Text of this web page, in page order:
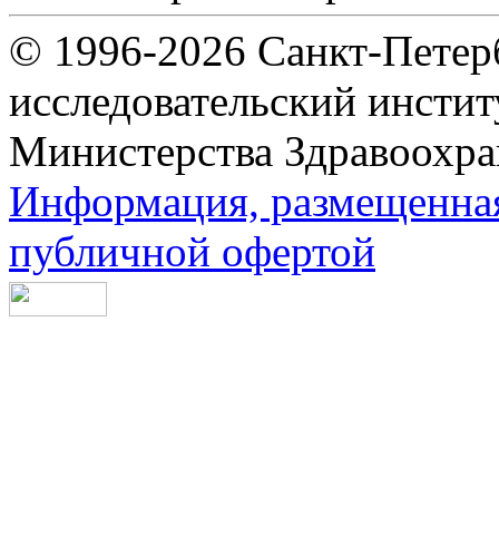
© 1996-2026 Санкт-
исследовательский
Министерства
Информация,
публичной офертой